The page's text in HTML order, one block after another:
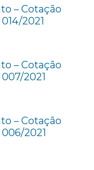
– Cotação
2021
– Cotação
2021
– Cotação
2021